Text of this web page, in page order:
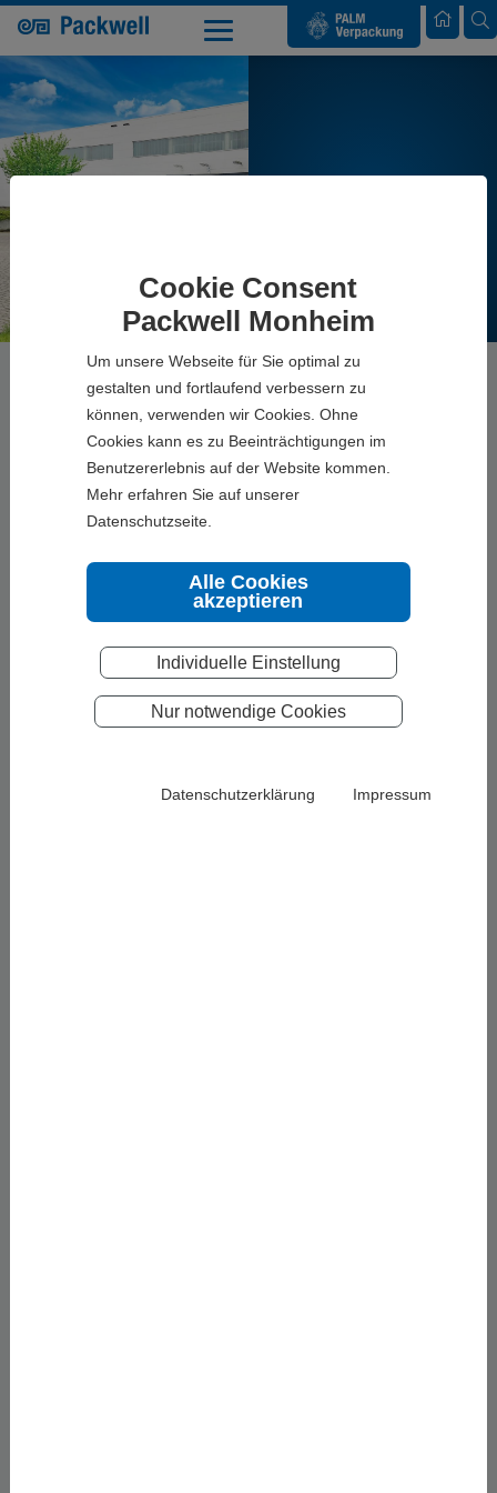
Cookie Consent
Packwell Monheim
Um unsere Webseite für Sie optimal zu
gestalten und fortlaufend verbessern zu
können, verwenden wir Cookies. Ohne
Cookies kann es zu Beeinträchtigungen im
Benutzererlebnis auf der Website kommen.
Mehr erfahren Sie auf unserer
Datenschutzseite.
Alle Cookies
akzeptieren
Individuelle Einstellung
Nur notwendige Cookies
Datenschutzerklärung Impressum
Palm Verpackung